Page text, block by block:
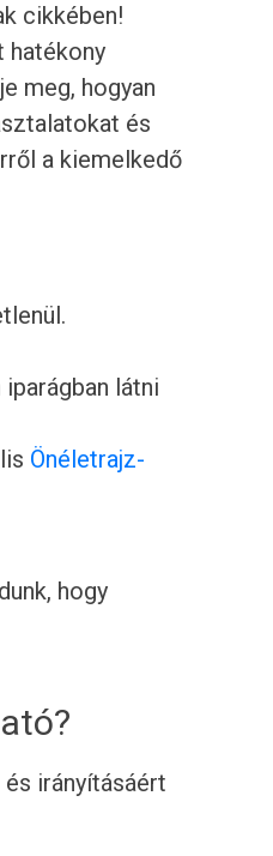
cikkében!
hatékony
meg, hogyan
és
a kiemelkedő
látni
Önéletrajz-
hogy
irányításáért